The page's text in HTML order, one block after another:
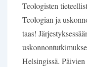
Teologisten
Teologian ja
taas!
Helsingissä.